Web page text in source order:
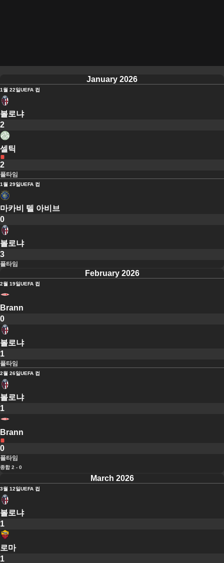
January 2026
1월 22일UEFA 컵
볼로냐
2
셀틱
2
풀타임
1월 29일UEFA 컵
마카비 텔 아비브
0
볼로냐
3
풀타임
February 2026
2월 19일UEFA 컵
Brann
0
볼로냐
1
풀타임
2월 26일UEFA 컵
볼로냐
1
Brann
0
풀타임
종합 2 - 0
March 2026
3월 12일UEFA 컵
볼로냐
1
로마
1